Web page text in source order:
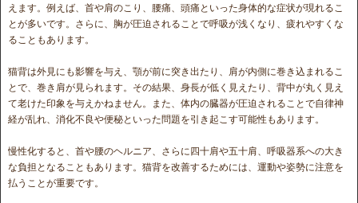
えます。例えば、首や肩のこり、腰痛、頭痛といった身体的な症状が現れるこ
とが多いです。さらに、胸が圧迫されることで呼吸が浅くなり、疲れやすくな
ることもあります。
猫背は外見にも影響を与え、顎が前に突き出たり、肩が内側に巻き込まれるこ
とで、巻き肩が見られます。その結果、身長が低く見えたり、背中が丸く見え
て老けた印象を与えかねません。また、体内の臓器が圧迫されることで自律神
経が乱れ、消化不良や便秘といった問題を引き起こす可能性もあります。
慢性化すると、首や腰のヘルニア、さらに四十肩や五十肩、呼吸器系への大き
な負担となることもあります。猫背を改善するためには、運動や姿勢に注意を
払うことが重要です。